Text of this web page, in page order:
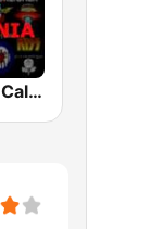
Classic Rock California